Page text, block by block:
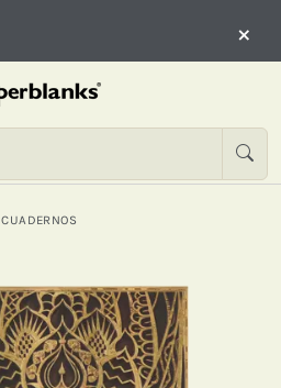
×
CUADERNOS